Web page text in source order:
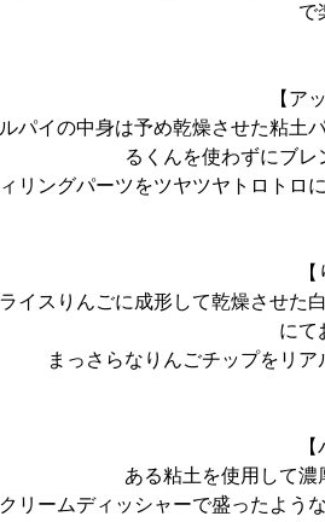
で
【ア
パイの中身は予め乾燥させた粘土
るくんを使わずにブ
リングパーツをツヤツヤトロトロ
イスりんごに成形して乾燥させ
に
まっさらなりんごチップをリ
ある粘土を使用して
リームディッシャーで盛ったよう